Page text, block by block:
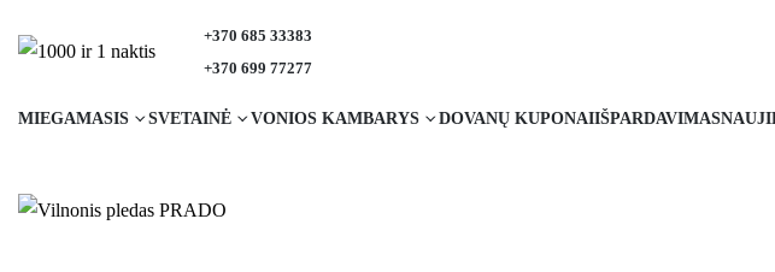
+370 685 33383
+370 699 77277
MIEGAMASIS SVETAINĖ VONIOS KAMBARYS DOVANŲ KUPONAIIŠPARDAVIMAS